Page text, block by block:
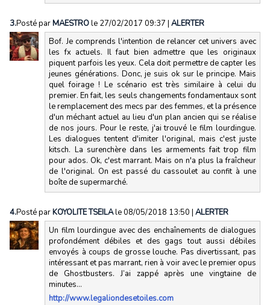
3.Posté parMAESTROle 27/02/2017 09:37 | ALERTER
Bof. Je comprends l'intention de relancer cet univers avec
les fx actuels. Il faut bien admettre que les originaux
piquent parfois les yeux. Cela doit permettre de capter les
jeunes générations. Donc, je suis ok sur le principe. Mais
quel foirage ! Le scénario est très similaire à celui du
premier. En fait, les seuls changements fondamentaux sont
le remplacement des mecs par des femmes, et la présence
d'un méchant actuel au lieu d'un plan ancien qui se réalise
de nos jours. Pour le reste, j'ai trouvé le film lourdingue.
Les dialogues tentent d'imiter l'original, mais c'est juste
kitsch. La surenchère dans les armements fait trop film
pour ados. Ok, c'est marrant. Mais on n'a plus la fraîcheur
de l'original. On est passé du cassoulet au confit à une
boîte de supermarché.
4.Posté parKOYOLITE TSEILAle 08/05/2018 13:50 | ALERTER
Un film lourdingue avec des enchaînements de dialogues
profondément débiles et des gags tout aussi débiles
envoyés à coups de grosse louche. Pas divertissant, pas
intéressant et pas marrant, rien à voir avec le premier opus
de Ghostbusters. J’ai zappé après une vingtaine de
minutes...
http://www.legaliondesetoiles.com